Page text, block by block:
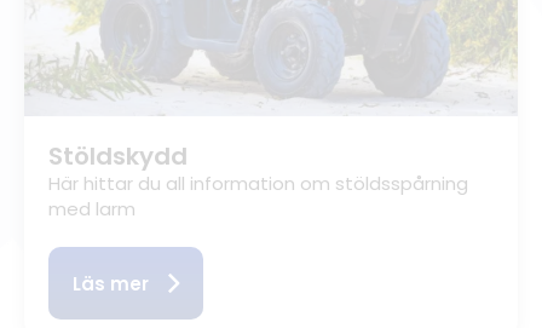
Stöldskydd
Här hittar du all information om stöldsspårning
med larm
Läs mer